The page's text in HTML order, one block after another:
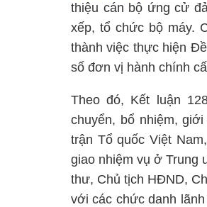
thiệu cán bộ ứng cử
xếp, tổ chức bộ máy.
thành việc thực hiện
số đơn vị hành chính
Theo đó, Kết luận
chuyển, bổ nhiệm,
trận Tổ quốc Việt
giao nhiệm vụ ở Trung
thư, Chủ tịch HĐND,
với các chức danh